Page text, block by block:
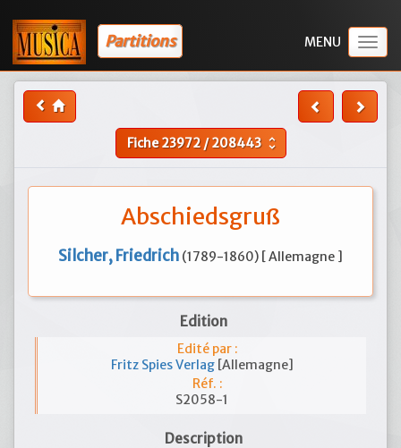
Partitions
Fiche23972/208443 unfold_more
Abschiedsgruß
Silcher, Friedrich (1789-1860) [ Allemagne ]
Edition
Edité par :
Fritz Spies Verlag [Allemagne]
Réf. :
S2058-1
Description